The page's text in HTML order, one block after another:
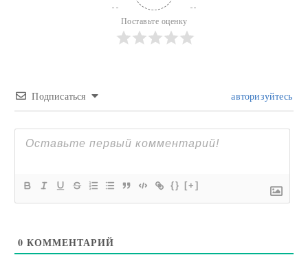
Поставьте оценку
Подписаться авторизуйтесь
{} [+]
0 КОММЕНТАРИЙ